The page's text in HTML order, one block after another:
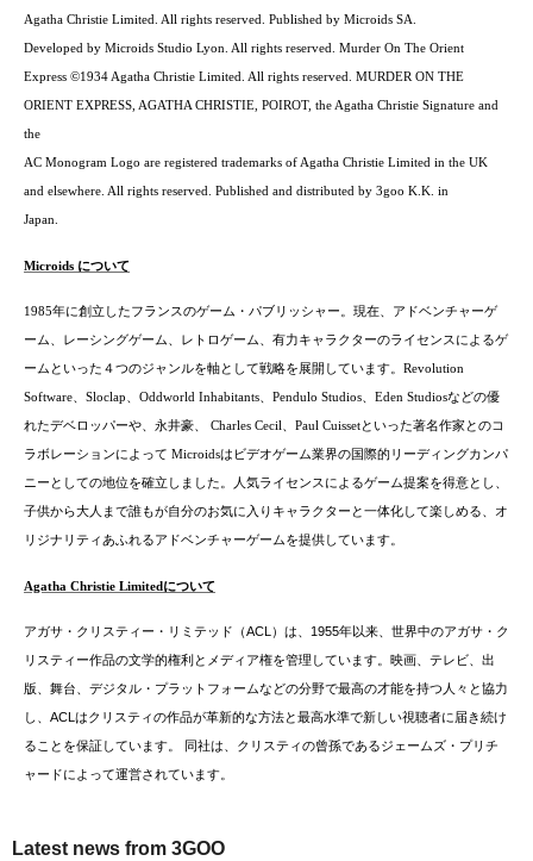
Agatha Christie Limited. All rights reserved. Published by Microids SA.
Developed by Microids Studio Lyon. All rights reserved. Murder On The Orient
Express ©1934 Agatha Christie Limited. All rights reserved. MURDER ON THE
ORIENT EXPRESS, AGATHA CHRISTIE, POIROT, the Agatha Christie Signature and
the
AC Monogram Logo are registered trademarks of Agatha Christie Limited in the UK
and elsewhere. All rights reserved. Published and distributed by 3goo K.K. in
Japan.
Microids について
1985年に創立したフランスのゲーム・パブリッシャー。現在、アドベンチャーゲ
ーム、レーシングゲーム、レトロゲーム、有力キャラクターのライセンスによるゲ
ームといった４つのジャンルを軸として戦略を展開しています。Revolution
Software、Sloclap、Oddworld Inhabitants、Pendulo Studios、Eden Studiosなどの優
れたデベロッパーや、永井豪、 Charles Cecil、Paul Cuissetといった著名作家とのコ
ラボレーションによって Microidsはビデオゲーム業界の国際的リーディングカンパ
ニーとしての地位を確立しました。人気ライセンスによるゲーム提案を得意とし、
子供から大人まで誰もが自分のお気に入りキャラクターと一体化して楽しめる、オ
リジナリティあふれるアドベンチャーゲームを提供しています。
Agatha Christie Limitedについて
アガサ・クリスティー・リミテッド（ACL ）は、 1955年以来、世界中のアガサ・ク
リスティー作品の文学的権利とメディア権を管理しています。映画、テレビ、出
版、舞台、デジタル・プラットフォームなどの分野で最高の才能を持つ人々と協力
し、 ACL はクリスティの作品が革新的な方法と最高水準で新しい視聴者に届き続け
ることを保証しています。 同社は、クリスティの曾孫であるジェームズ・プリチ
ャードによって運営されています。
Latest news from 3GOO